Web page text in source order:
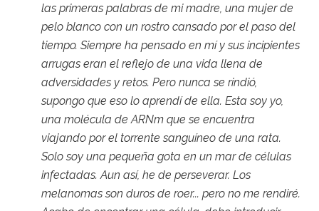
las primeras palabras de mi madre, una mujer de
pelo blanco con un rostro cansado por el paso del
tiempo. Siempre ha pensado en mí y sus incipientes
arrugas eran el reflejo de una vida llena de
adversidades y retos. Pero nunca se rindió,
supongo que eso lo aprendí de ella. Esta soy yo,
una molécula de ARNm que se encuentra
viajando por el torrente sanguíneo de una rata.
Solo soy una pequeña gota en un mar de células
infectadas. Aun así, he de perseverar. Los
melanomas son duros de roer... pero no me rendiré.